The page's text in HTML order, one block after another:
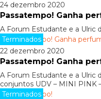
24 dezembro 2020
Passatempo! Ganha
A Forum Estudante e a Ulric
Terminados
22 dezembro 2020
Passatempo! Ganha
A Forum Estudante e a Ulric
conjuntos UDV – MINI PINK
Terminados